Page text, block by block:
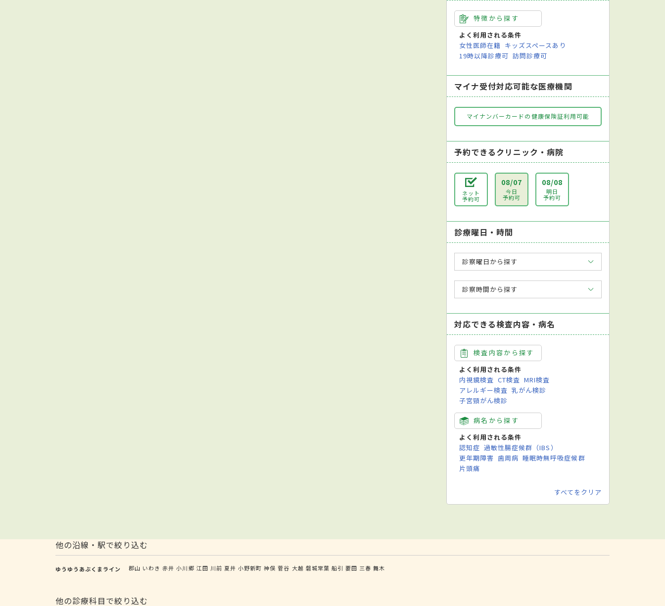
特徴から探す
よく利用される条件
女性医師在籍 キッズスペースあり
19時以降診療可 訪問診療可
マイナ受付対応可能な医療機関
マイナンバーカードの健康保険証利用可能
予約できるクリニック・病院
ネット
予約可
08/07
今日
予約可
08/08
明日
予約可
診療曜日・時間
診察曜日から探す
診察時間から探す
対応できる検査内容・病名
検査内容から探す
よく利用される条件
内視鏡検査 CT検査 MRI検査
アレルギー検査 乳がん検診
子宮頸がん検診
病名から探す
よく利用される条件
認知症 過敏性腸症候群（IBS）
更年期障害 歯周病 睡眠時無呼吸症候群
片頭痛
すべてをクリア
他の沿線・駅で絞り込む
ゆうゆうあぶくまライン 郡山 いわき 赤井 小川郷 江田 川前 夏井 小野新町 神俣 菅谷 大越 磐城常葉 船引 要田 三春 舞木
他の診療科目で絞り込む